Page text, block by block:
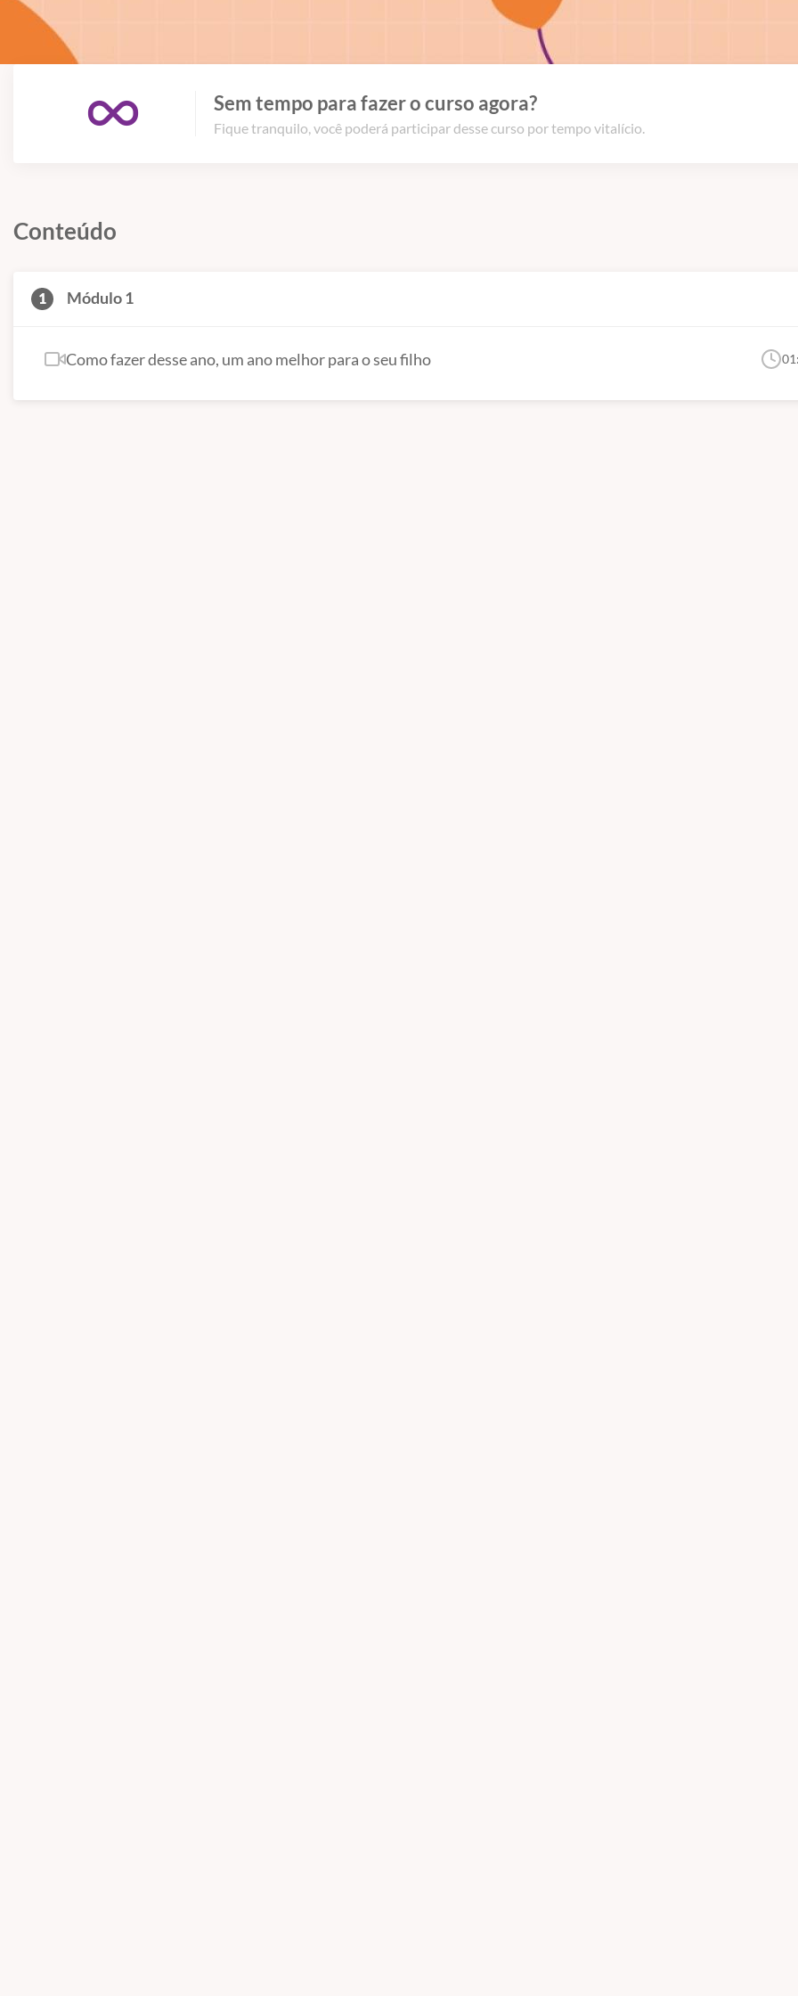
Sem tempo para fazer o curso agora?
Fique tranquilo, você poderá participar desse curso por tempo vitalício.
Conteúdo
1 Módulo 1
Como fazer desse ano, um ano melhor para o seu filho